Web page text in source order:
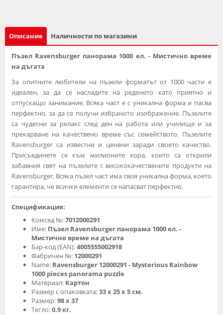
Описание Наличности по магазини
Пъзел Ravensburger панорама 1000 ел. - Мистично време
на дъгата
За опитните любители на пъзели форматът от 1000 части е
идеален, за да се насладите на реденето като приятно и
отпускащо занимание. Всяка част е с уникална форма и пасва
перфектно, за да се получи избраното изображение. Пъзелите
са чудесни за релакс след ден на работа или училище и за
прекарване на качествено време със семейството. Пъзелите
Ravensburger са известни и ценени заради своето качество.
Присъединете се към милионите хора, които са открили
забавния свят на пъзелите с висококачествените продукти на
Ravensburger. Всяка пъзел част има своя уникална форма, което
гарантира, че всички елементи се напасват перфектно.
Спецификация:
Комсед №:7012000291
Име: Пъзел Ravensburger панорама 1000 ел. -
Мистично време на дъгата
Бар-код (EAN):4005555002918
Фабричен №: 12000291
Name: Ravensburger 12000291 - Mysterious Rainbow
1000 pieces panorama puzzle
Материал: Картон
Размер с опаковката:33 х 25 х 5 см.
Размер:98 х 37
Тегло:0.9 кг.